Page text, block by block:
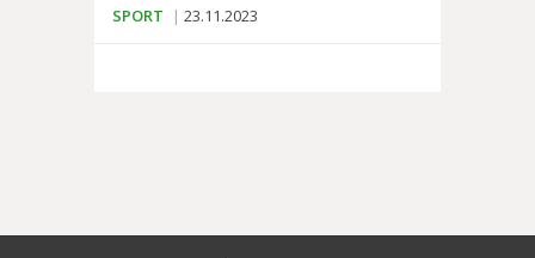
SPORT 23.11.2023